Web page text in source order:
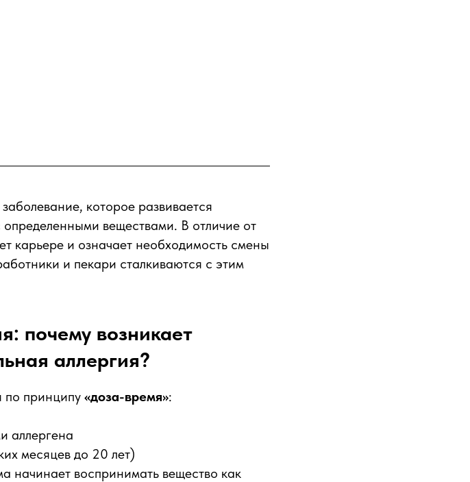
которое развивается
веществами. В отличие от
карьере и означает необходимость смены
и пекари сталкиваются с этим
почему возникает
аллергия?
по принципу «доза-время»:
аллергена
месяцев до 20 лет)
начинает воспринимать вещество как